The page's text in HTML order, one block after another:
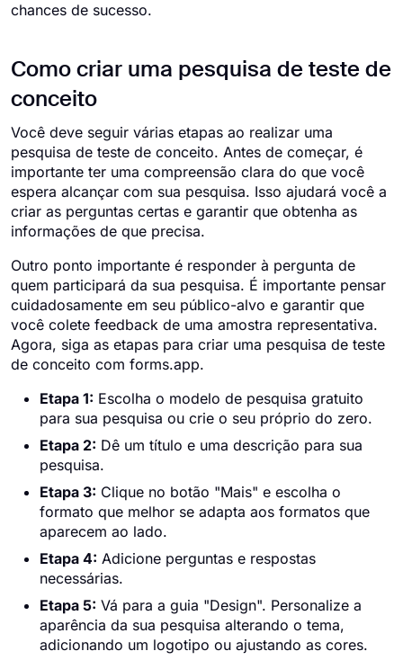
chances de sucesso.
Como criar uma pesquisa de teste de
conceito
Você deve seguir várias etapas ao realizar uma
pesquisa de teste de conceito. Antes de começar, é
importante ter uma compreensão clara do que você
espera alcançar com sua pesquisa. Isso ajudará você a
criar as perguntas certas e garantir que obtenha as
informações de que precisa.
Outro ponto importante é responder à pergunta de
quem participará da sua pesquisa. É importante pensar
cuidadosamente em seu público-alvo e garantir que
você colete feedback de uma amostra representativa.
Agora, siga as etapas para criar uma pesquisa de teste
de conceito com forms.app.
Etapa 1: Escolha o modelo de pesquisa gratuito
para sua pesquisa ou crie o seu próprio do zero.
Etapa 2: Dê um título e uma descrição para sua
pesquisa.
Etapa 3: Clique no botão "Mais" e escolha o
formato que melhor se adapta aos formatos que
aparecem ao lado.
Etapa 4: Adicione perguntas e respostas
necessárias.
Etapa 5: Vá para a guia "Design". Personalize a
aparência da sua pesquisa alterando o tema,
adicionando um logotipo ou ajustando as cores.